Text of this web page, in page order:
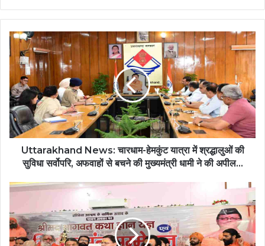
Uttarakhand
News:
चारधाम-
हेमकुंट
यात्रा
में
श्रद्धालुओं
की
सुविधा
सर्वोपरि,
अफवाहों
बचने
मुख्यमंत्री
धामी
ने
Uttarakhand News: चारधाम-हेमकुंट यात्रा में श्रद्धालुओं की
सुविधा सर्वोपरि, अफवाहों से बचने की मुख्यमंत्री धामी ने की अपील...
Uttarakhand
संत
समाज
राष्ट्र